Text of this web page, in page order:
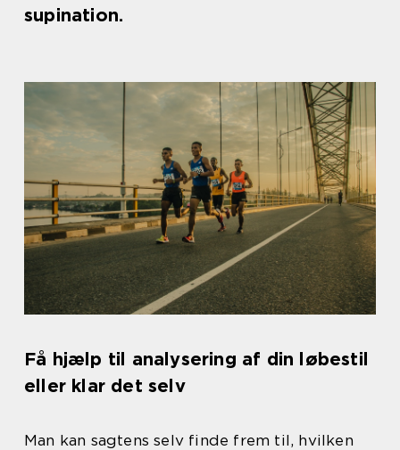
supination.
Få hjælp til analysering af din løbestil
eller klar det selv
Man kan sagtens selv finde frem til, hvilken